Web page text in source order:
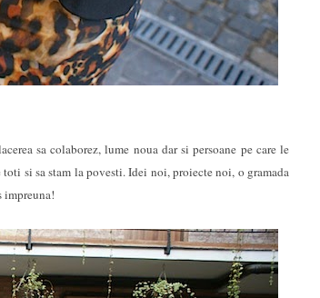
sa colaborez, lume noua dar si persoane pe care le
si sa stam la povesti. Idei noi, proiecte noi, o gramada
impreuna!